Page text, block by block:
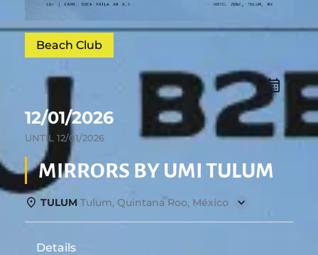
Beach Club
12/01/2026
UNTIL 12/01/2026
MIRRORS BY UMI TULUM
TULUM Tulum, Quintana Roo, México
Details